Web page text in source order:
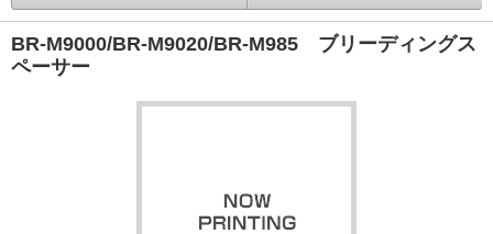
BR-M9000/BR-M9020/BR-M985 ブリーディングス
ペーサー